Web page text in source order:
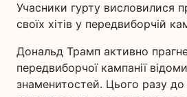
Учасники гурту висловилися
своїх хітів у передвиборчій
Дональд Трамп активно
передвиборчої кампанії
знаменитостей. Цього разу